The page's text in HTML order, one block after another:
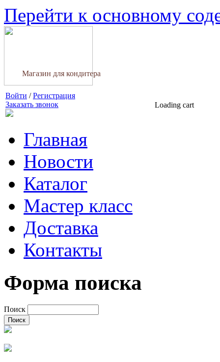
Перейти к основному
Магазин для кондитера
Войти /Регистрация
Заказать звонок
Loading cart
Главная
Новости
Каталог
Мастер класс
Доставка
Контакты
Форма поиска
Поиск